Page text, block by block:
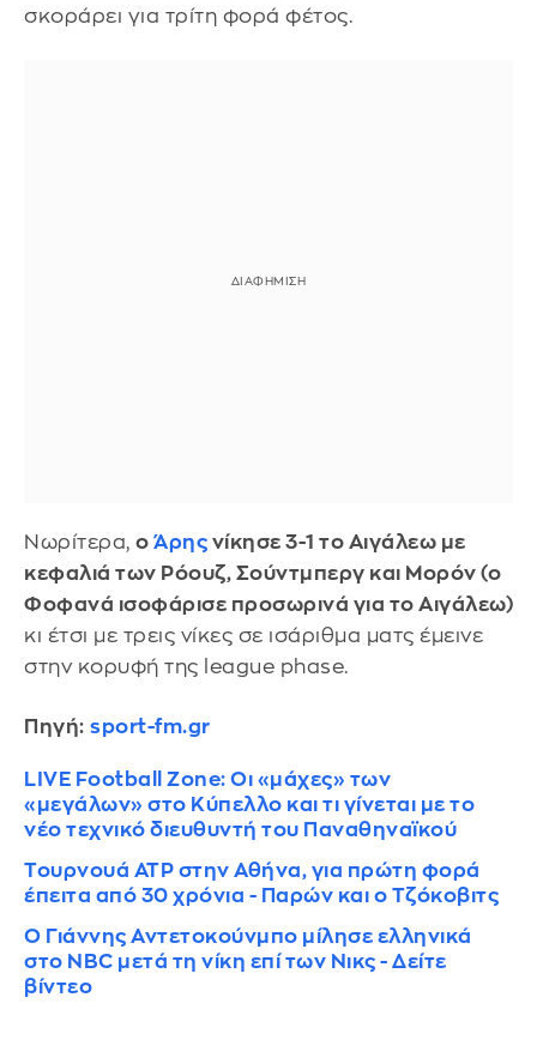
σκοράρει για τρίτη φορά φέτος.
Νωρίτερα, ο Άρης νίκησε 3-1 το Αιγάλεω με
κεφαλιά των Ρόουζ, Σούντμπεργ και Μορόν (ο
Φοφανά ισοφάρισε προσωρινά για το Αιγάλεω)
κι έτσι με τρεις νίκες σε ισάριθμα ματς έμεινε
στην κορυφή της league phase.
Πηγή: sport-fm.gr
LIVE Football Zone: Οι «μάχες» των
«μεγάλων» στο Κύπελλο και τι γίνεται με το
νέο τεχνικό διευθυντή του Παναθηναϊκού
Τουρνουά ATP στην Αθήνα, για πρώτη φορά
έπειτα από 30 χρόνια - Παρών και ο Τζόκοβιτς
Ο Γιάννης Αντετοκούνμπο μίλησε ελληνικά
στο NBC μετά τη νίκη επί των Νικς - Δείτε
βίντεο